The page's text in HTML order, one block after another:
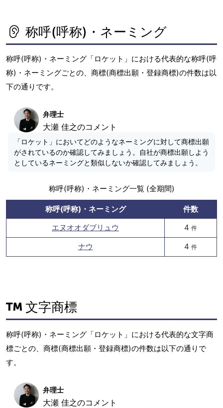
称呼(呼称)・ネーミング
称呼(呼称)・ネーミング「ロケット」における代表的な称呼(呼
称)・ネーミングごとの、商標(商標出願・登録商標)の件数は以
下の通りです。
弁理士
大瀬 佳之のコメント
「ロケット」においてどのようなネーミングに対して商標出願
がされているのか確認してみましょう。自社が商標出願しよう
としているネーミングと類似しないか確認してみましょう。
称呼(呼称)・ネーミング一覧 (全期間)
称呼(呼称)・ネーミング
件数
エヌオオダブリュウ
4 件
ナウ 4 件
文字商標
称呼(呼称)・ネーミング「ロケット」における代表的な文字商
標ごとの、商標(商標出願・登録商標)の件数は以下の通りで
す。
弁理士
大瀬 佳之のコメント